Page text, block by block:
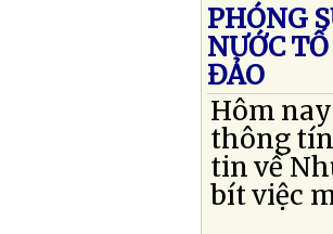
PHÓNG
NƯỚC
ĐẢO
Hôm
thông tín
tin về
bít việc